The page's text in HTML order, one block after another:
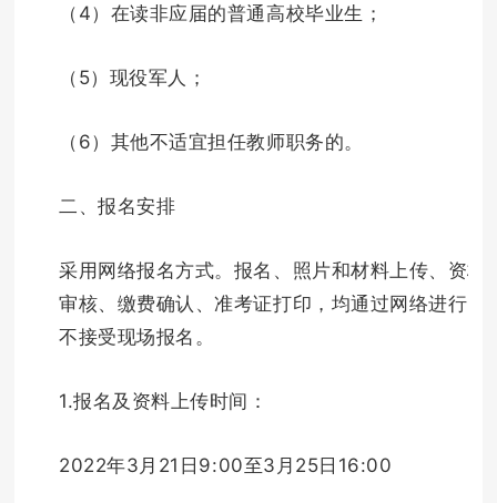
（4）在读非应届的普通高校毕业生；
（5）现役军人；
（6）其他不适宜担任教师职务的。
二、报名安排
采用网络报名方式。报名、照片和材料上传、资格
审核、缴费确认、准考证打印，均通过网络进行，
不接受现场报名。
1.报名及资料上传时间：
2022年3月21日9:00至3月25日16:00